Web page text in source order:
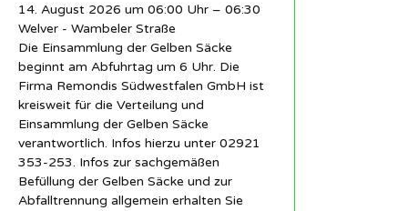
14. August 2026 um 06:00 Uhr – 06:30
Welver - Wambeler Straße
Die Einsammlung der Gelben Säcke
beginnt am Abfuhrtag um 6 Uhr. Die
Firma Remondis Südwestfalen GmbH ist
kreisweit für die Verteilung und
Einsammlung der Gelben Säcke
verantwortlich. Infos hierzu unter 02921
353-253. Infos zur sachgemäßen
Befüllung der Gelben Säcke und zur
Abfalltrennung allgemein erhalten Sie